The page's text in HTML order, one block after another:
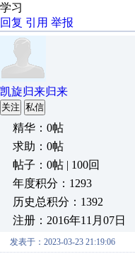
学习
回复 引用 举报
凯旋归来归来
关注 私信
精华：0帖
求助：0帖
帖子：0帖 | 100回
年度积分：1293
历史总积分：1392
注册：2016年11月07日
发表于：2023-03-23 21:19:06